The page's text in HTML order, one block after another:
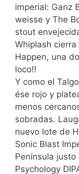
imperial: Ganz
weisse y The
stout
Whiplash
Happen, una
loco!!
Y como el
ése rojo y
menos
sobradas.
nuevo lote de
Sonic Blast
Península
Psychology